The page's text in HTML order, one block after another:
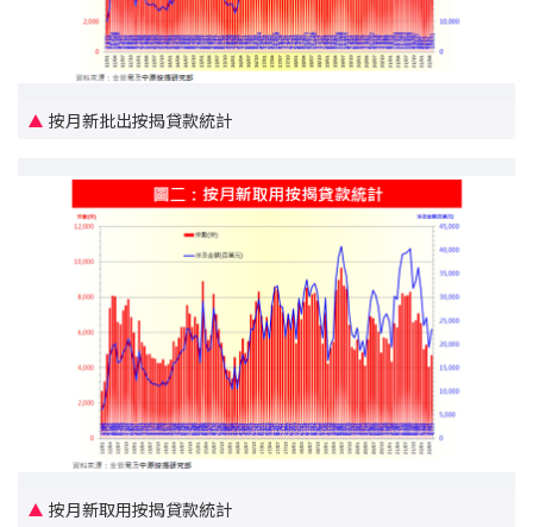
供款年期計算
免費物業估價
按揭全面睇
新聞/研究
公司動態
按市新聞
按月新批出按揭貸款統計
按月新取用按揭貸款統計